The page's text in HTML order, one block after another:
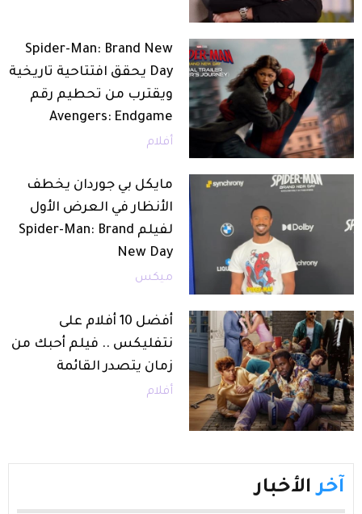
Spider-Man: Brand New
Day يحقق افتتاحية تاريخية
ويقترب من تحطيم رقم
Avengers: Endgame
أفلام
مايكل بي جوردان يخطف
الأنظار في العرض الأول
لفيلم Spider-Man: Brand
New Day
ميكس
أفضل 10 أفلام على
نتفليكس .. فيلم أحبك من
زمان يتصدر القائمة
أفلام
آخر الأخبار